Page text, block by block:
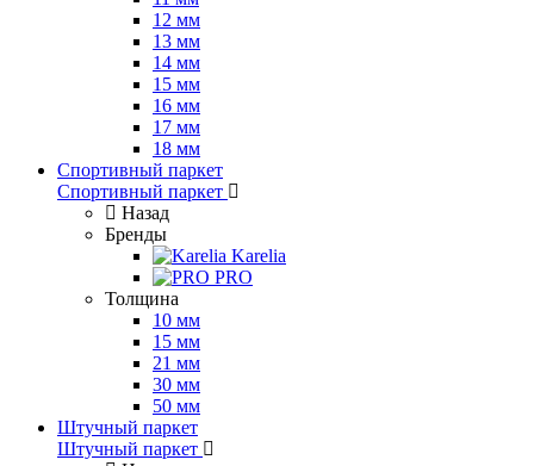
12 мм
13 мм
14 мм
15 мм
16 мм
17 мм
18 мм
Спортивный паркет
Спортивный паркет
Назад
Бренды
Karelia
PRO
Толщина
10 мм
15 мм
21 мм
30 мм
50 мм
Штучный паркет
Штучный паркет